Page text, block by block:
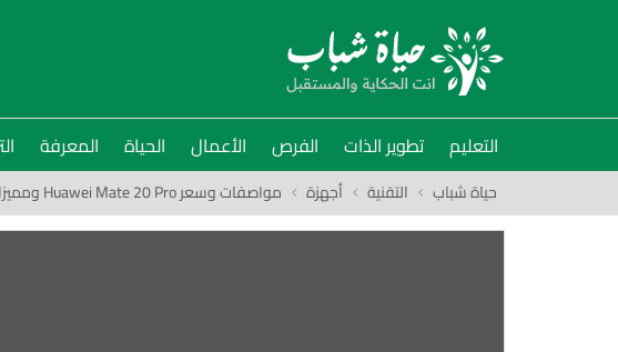
التعليم تطوير الذات الفرص الأعمال الحياة المعرفة
حياة شباب التقنية أجهزة مواصفات وسعر Huawei Mate 20 Pro ومميزات وعيوب الهاتف